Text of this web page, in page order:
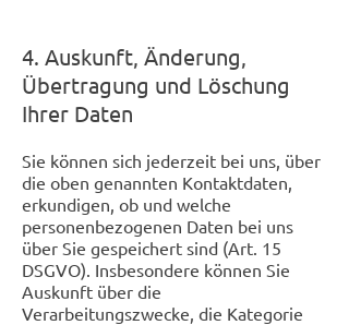
4. Auskunft, Änderung,
Übertragung und Löschung
Ihrer Daten
Sie können sich jederzeit bei uns, über
die oben genannten Kontaktdaten,
erkundigen, ob und welche
personenbezogenen Daten bei uns
über Sie gespeichert sind (Art. 15
DSGVO). Insbesondere können Sie
Auskunft über die
Verarbeitungszwecke, die Kategorie